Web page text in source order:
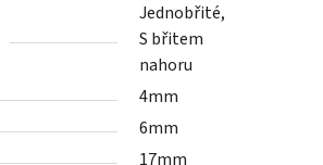
Jednobřité,
S břitem
nahoru
4mm
6mm
17mm